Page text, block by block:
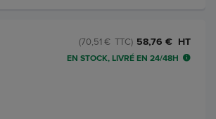
58,76 € HT
(70,51 € TTC)
EN STOCK, LIVRÉ EN 24/48H